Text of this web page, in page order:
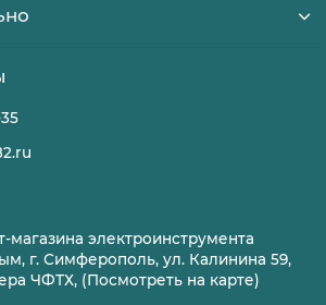
магазина электроинструмента
г. Симферополь, ул. Калинина 59,
ЧФТХ, (Посмотреть на карте)